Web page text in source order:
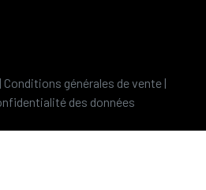
Conditions générales de vente|
des données